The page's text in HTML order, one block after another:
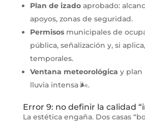
Plan de izadoaprobado:
apoyos, zonas de seguridad.
Permisosmunicipales de
pública, señalización y, si
temporales.
Ventana meteorológica y plan
lluvia intensa 🌬️.
Error 9: no definir la calidad
La estética engaña. Dos casas